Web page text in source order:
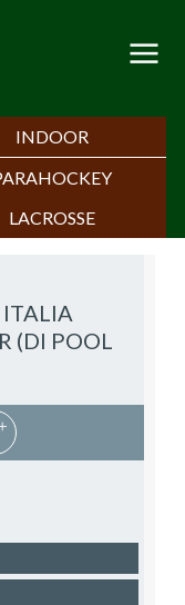
INDOOR
LACROSSE
(DI POOL